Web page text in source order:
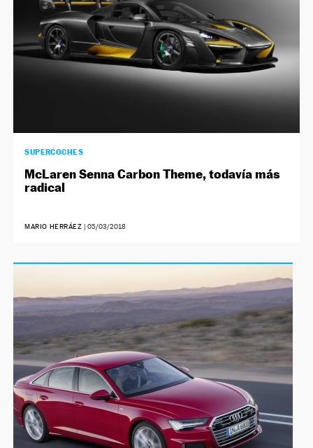
SUPERCOCHES
McLaren Senna Carbon Theme, todavía más
radical
MARIO HERRÁEZ | 05/03/2018